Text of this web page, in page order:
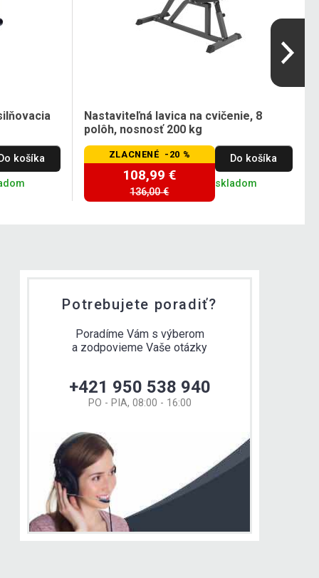
Do košíka
Nastaviteľná lavica na cvičenie, 8
polôh, nosnosť 200 kg
ZLACNENÉ -20 %
108,99 €
136,00 €
Do košíka
skladom
Potrebujete poradiť?
Poradíme Vám s výberom
a zodpovieme Vaše otázky
+421 950 538 940
PO - PIA, 08:00 - 16:00